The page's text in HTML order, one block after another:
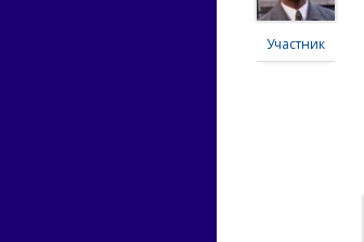
Участник